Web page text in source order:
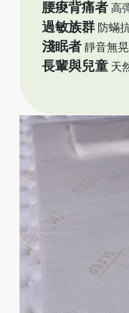
腰痠背痛者高
過敏族群 防蟎
淺眠者靜音無
長輩與兒童 天